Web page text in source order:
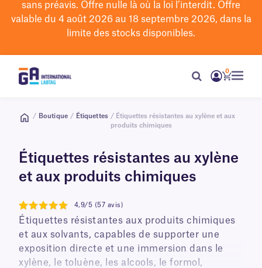
sans préavis. Offre nulle là où la loi l’interdit. Offre
valable du 4 août 2026 au 18 septembre 2026, dans la
limite des stocks disponibles.
0
/ Boutique / Étiquettes / Étiquettes résistantes au xylène et aux
produits chimiques
Étiquettes résistantes au xylène
et aux produits chimiques
4.9
4,9/5 (57 avis)
Étiquettes résistantes aux produits chimiques
et aux solvants, capables de supporter une
exposition directe et une immersion dans le
xylène, le toluène, les alcools, le formol,